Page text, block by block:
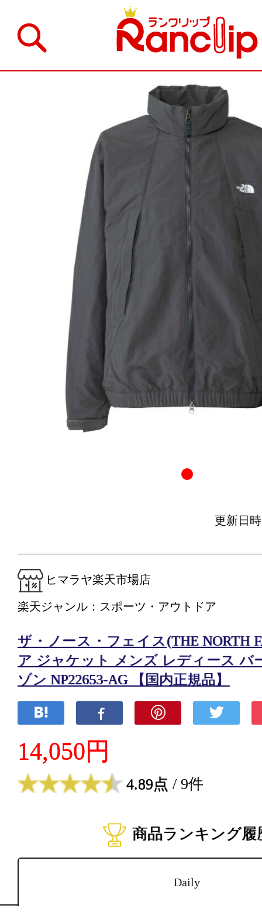
更新日
ヒマラヤ楽天市場店
楽天ジャンル：スポーツ・アウトドア
ザ・ノース・フェイス(THE NORTH
ア ジャケット メンズ レディース バ
ゾン NP22653-AG 【国内正規品】
14,050円
4.89点 / 9件
商品ランキング履
Daily